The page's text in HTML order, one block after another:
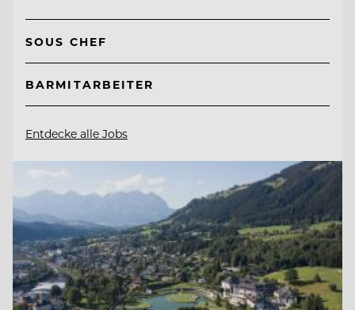
SOUS CHEF
BARMITARBEITER
Entdecke alle Jobs